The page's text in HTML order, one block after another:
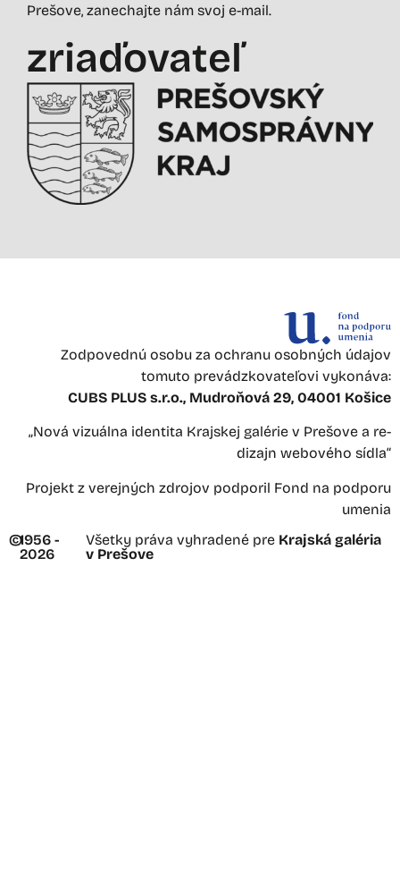
Prešove, zanechajte nám svoj e-mail.
zriaďovateľ
Zodpovednú osobu za ochranu osobných údajov
tomuto prevádzkovateľovi vykonáva:
CUBS PLUS s.r.o., Mudroňová 29, 04001 Košice
„Nová vizuálna identita Krajskej galérie v Prešove a re-
dizajn webového sídla“
Projekt z verejných zdrojov podporil Fond na podporu
umenia
©1956 -
2026
Všetky práva vyhradené pre Krajská galéria
v Prešove